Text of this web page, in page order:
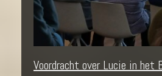
Voordracht over Lucie in het